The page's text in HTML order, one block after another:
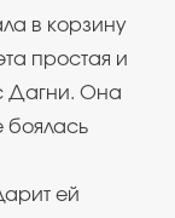
в корзину
простая и
Дагни. Она
боялась
ей